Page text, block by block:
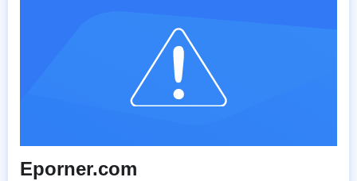
Eporner.com